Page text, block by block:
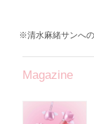
※清水麻緒サンへの
Magazine